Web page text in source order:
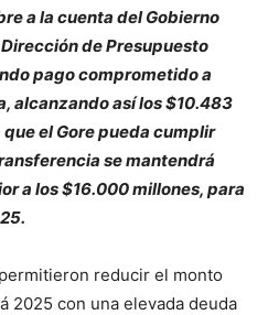
a la cuenta del Gobierno
de Presupuesto
pago comprometido a
alcanzando así los $10.483
el Gore pueda cumplir
se mantendrá
a los $16.000 millones, para
reducir el monto
2025 con una elevada deuda